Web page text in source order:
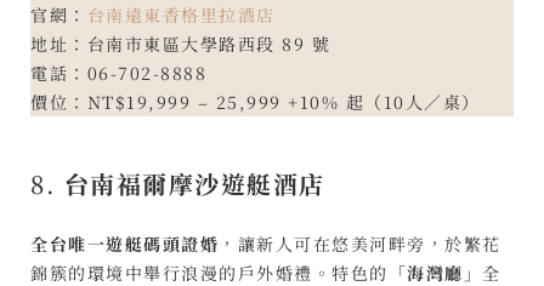
官網： 台南遠東香格里拉酒店
地址：台南市東區大學路西段 89 號
電話：06-702-8888
價位：NT$19,999 – 25,999 +10% 起（10人／桌）
8. 台南福爾摩沙遊艇酒店
全台唯一遊艇碼頭證婚 ，讓新人可在悠美河畔旁，於繁花
錦簇的環境中舉行浪漫的戶外婚禮。特色的 「海灣廳」 全